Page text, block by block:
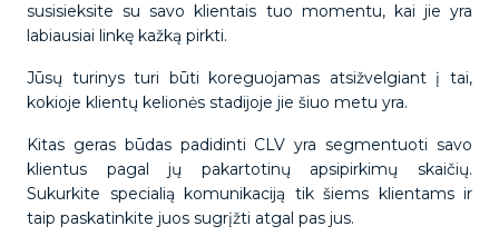
susisieksite su savo klientais tuo momentu, kai jie yra
labiausiai linkę kažką pirkti.
Jūsų turinys turi būti koreguojamas atsižvelgiant į tai,
kokioje klientų kelionės stadijoje jie šiuo metu yra.
Kitas geras būdas padidinti CLV yra segmentuoti savo
klientus pagal jų pakartotinų apsipirkimų skaičių.
Sukurkite specialią komunikaciją tik šiems klientams ir
taip paskatinkite juos sugrįžti atgal pas jus.